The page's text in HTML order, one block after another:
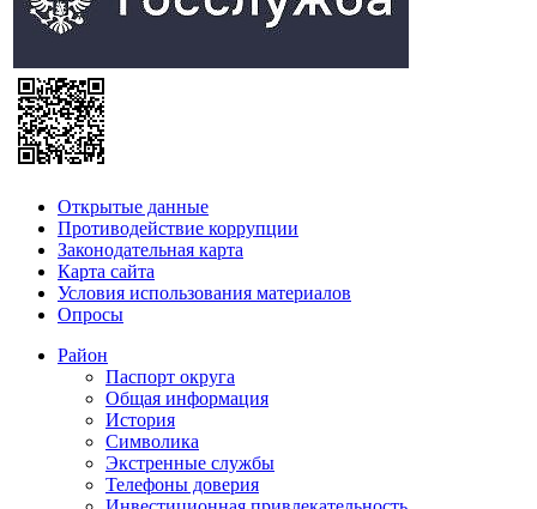
Открытые данные
Противодействие коррупции
Законодательная карта
Карта сайта
Условия использования материалов
Опросы
Район
Паспорт округа
Общая информация
История
Символика
Экстренные службы
Телефоны доверия